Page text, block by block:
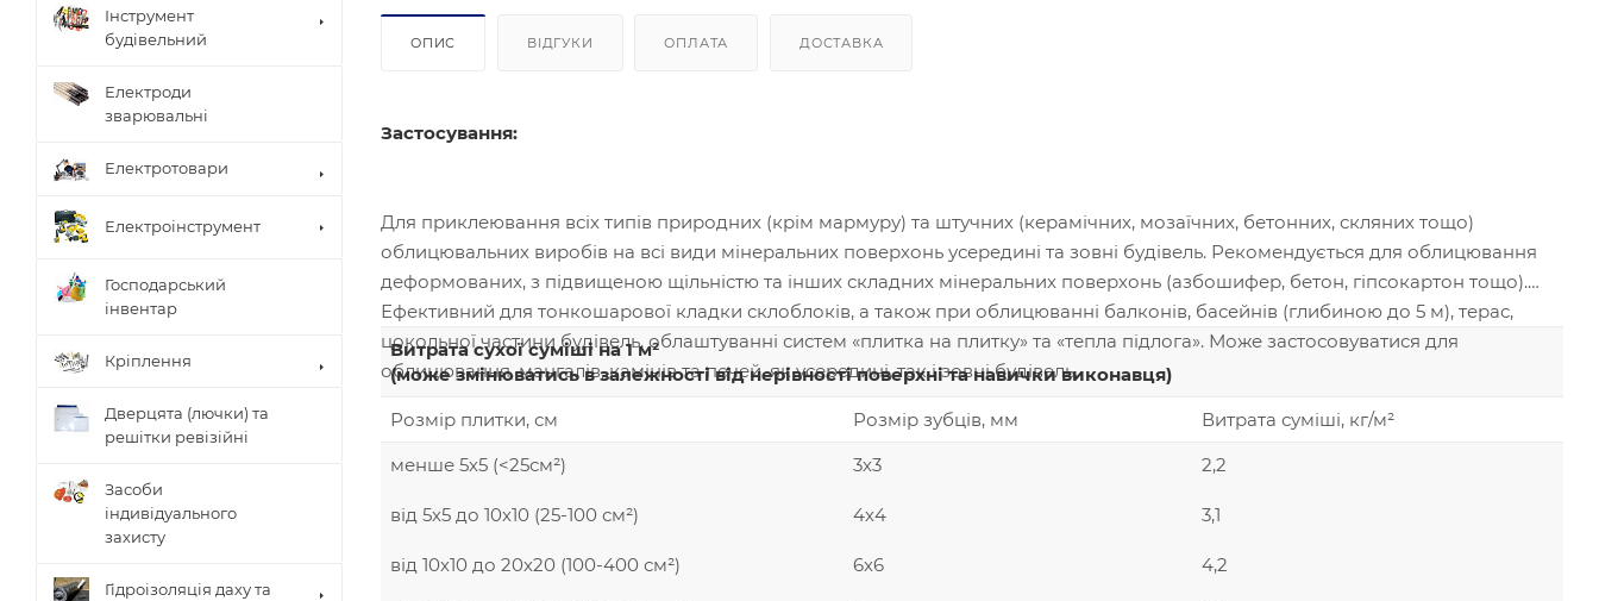
ОПИС ВІДГУКИ ОПЛАТА ДОСТАВКА
Застосування:
Для приклеювання всіх типів природних (крім мармуру) та штучних (керамічних, мозаїчних, бетонних, скляних тощо)
облицювальних виробів на всі види мінеральних поверхонь усередині та зовні будівель. Рекомендується для облицювання
деформованих, з підвищеною щільністю та інших складних мінеральних поверхонь (азбошифер, бетон, гіпсокартон тощо).
Ефективний для тонкошарової кладки склоблоків, а також при облицюванні балконів, басейнів (глибиною до 5 м), терас,
цокольної частини будівель, облаштуванні систем «плитка на плитку» та «тепла підлога». Може застосовуватися для
облицювання, мангалів, камінів та печей, як усередині, так і зовні будівель.
Витрата сухої суміші на 1 м²
(може змінюватись в залежності від нерівності поверхні та навички виконавця)
Розмір плитки, см
Розмір зубців, мм
Витрата суміші, кг/м²
менше 5х5 (<25см²)
від 5х5 до 10х10 (25-100 см²)
від 10х10 до 20х20 (100-400 см²)
3х3
4х4
6х6
2,2
3,1
4,2
Інструмент
будівельний
Електроди
зварювальні
Електротовари
Електроінструмент
Господарський
інвентар
Кріплення
Дверцята (лючки) та
решітки ревізійні
Засоби
індивідуального
захисту
Гідроізоляція даху та